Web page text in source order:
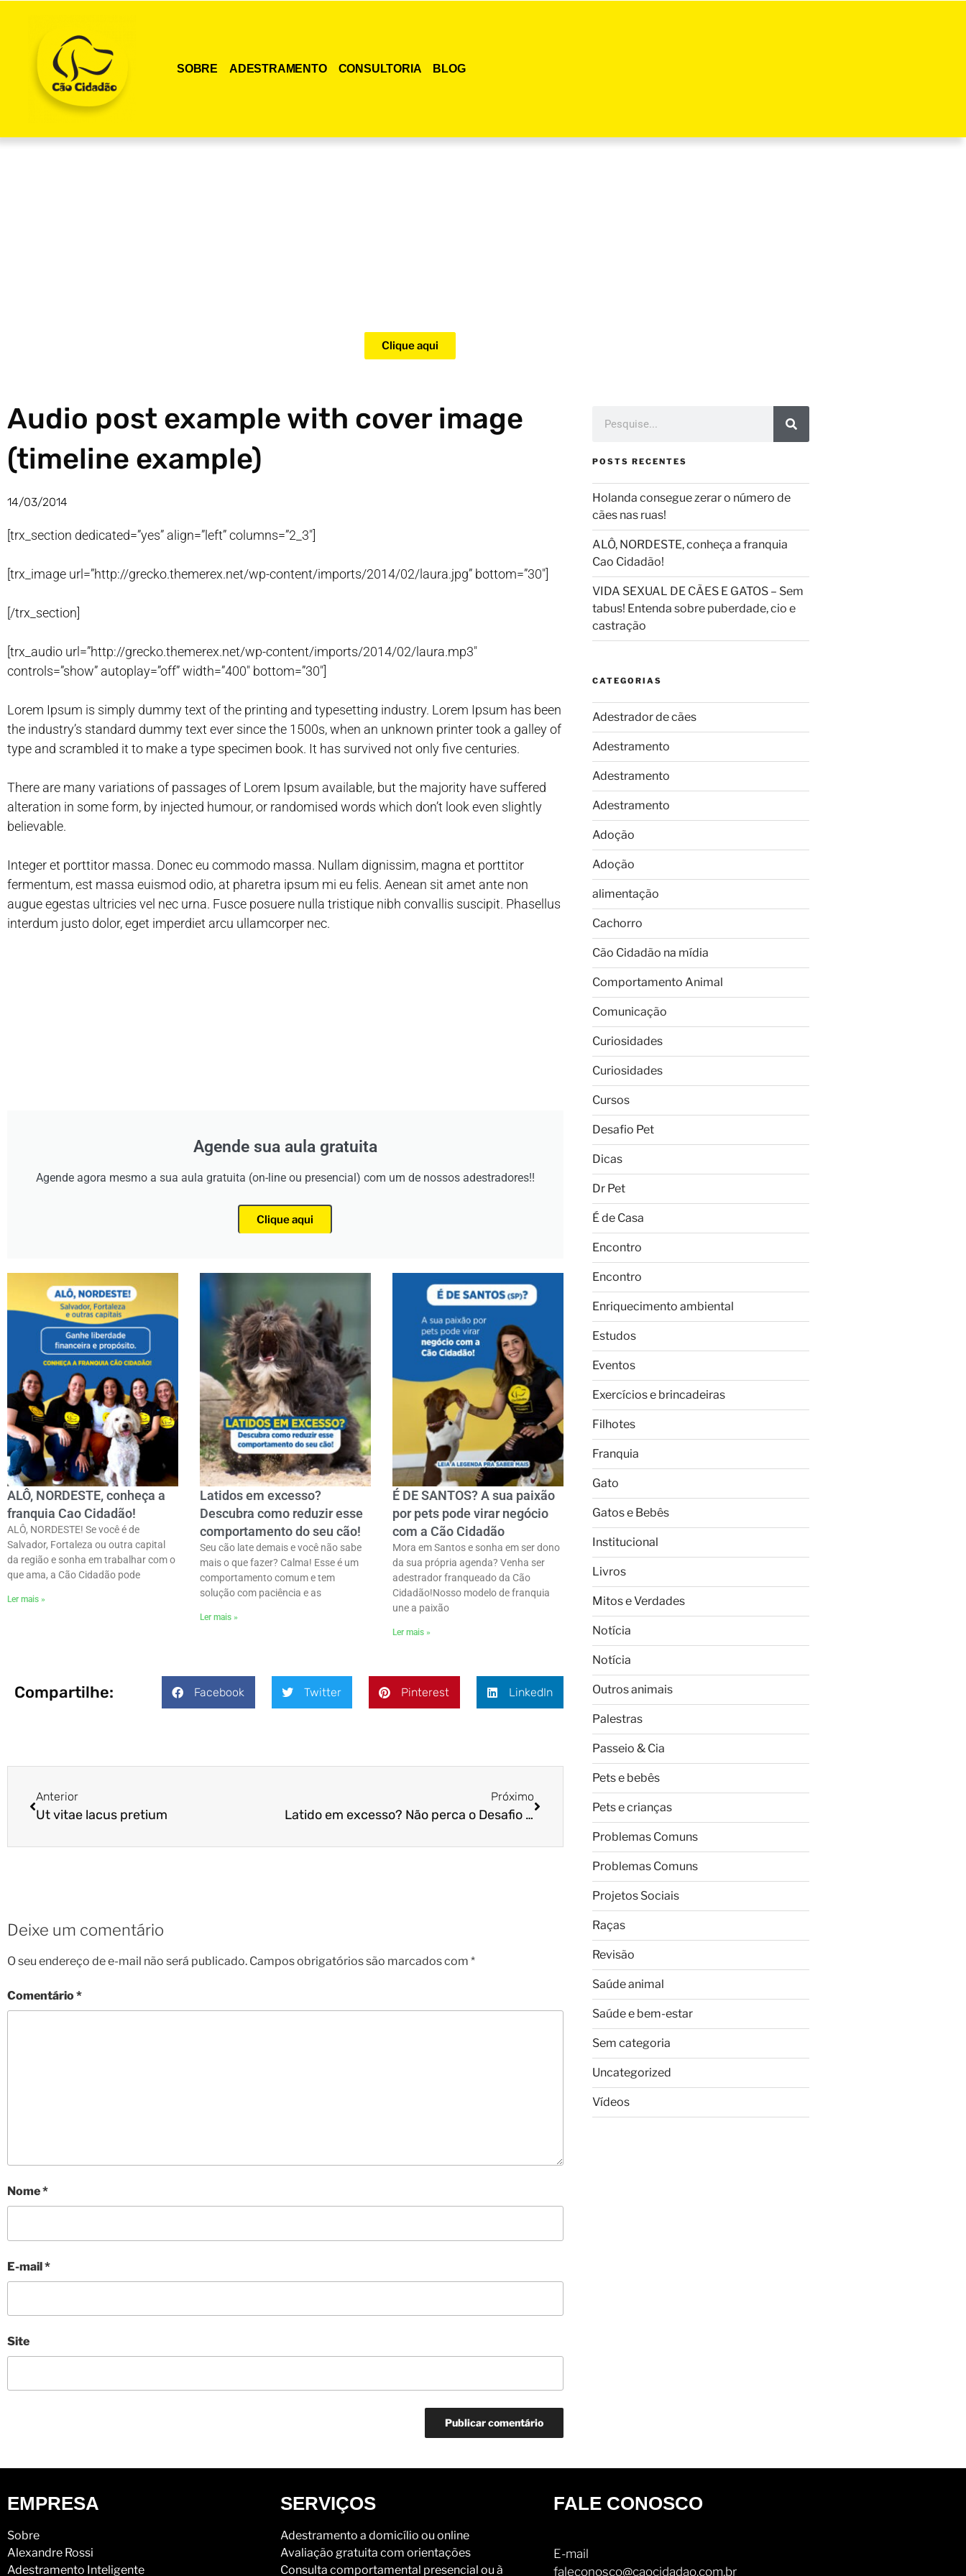
SOBRE ADESTRAMENTO CONSULTORIA BLOG
Clique aqui
Audio post example with cover image
(timeline example)
14/03/2014
[trx_section dedicated=”yes” align=”left” columns=”2_3″]
[trx_image url=”http://grecko.themerex.net/wp-content/imports/2014/02/laura.jpg” bottom=”30″]
[/trx_section]
[trx_audio url=”http://grecko.themerex.net/wp-content/imports/2014/02/laura.mp3″
controls=”show” autoplay=”off” width=”400″ bottom=”30″]
Lorem Ipsum is simply dummy text of the printing and typesetting industry. Lorem Ipsum has been
the industry’s standard dummy text ever since the 1500s, when an unknown printer took a galley of
type and scrambled it to make a type specimen book. It has survived not only five centuries.
There are many variations of passages of Lorem Ipsum available, but the majority have suffered
alteration in some form, by injected humour, or randomised words which don’t look even slightly
believable.
Integer et porttitor massa. Donec eu commodo massa. Nullam dignissim, magna et porttitor
fermentum, est massa euismod odio, at pharetra ipsum mi eu felis. Aenean sit amet ante non
augue egestas ultricies vel nec urna. Fusce posuere nulla tristique nibh convallis suscipit. Phasellus
interdum justo dolor, eget imperdiet arcu ullamcorper nec.
Agende sua aula gratuita
Agende agora mesmo a sua aula gratuita (on-line ou presencial) com um de nossos adestradores!!
Clique aqui
ALÔ, NORDESTE, conheça a
franquia Cao Cidadão!
ALÔ, NORDESTE! Se você é de
Salvador, Fortaleza ou outra capital
da região e sonha em trabalhar com o
que ama, a Cão Cidadão pode
Ler mais »
Latidos em excesso?
Descubra como reduzir esse
comportamento do seu cão!
Seu cão late demais e você não sabe
mais o que fazer? Calma! Esse é um
comportamento comum e tem
solução com paciência e as
Ler mais »
É DE SANTOS? A sua paixão
por pets pode virar negócio
com a Cão Cidadão
Mora em Santos e sonha em ser dono
da sua própria agenda? Venha ser
adestrador franqueado da Cão
Cidadão!ㅤNosso modelo de franquia
une a paixão
Ler mais »
Compartilhe: Facebook Twitter Pinterest LinkedIn
Anterior
Ut vitae lacus pretium
Próximo
Latido em excesso? Não perca o Desafio Pet!
Deixe um comentário
O seu endereço de e-mail não será publicado. Campos obrigatórios são marcados com *
Comentário*
Nome*
E-mail*
Site
POSTS RECENTES
Holanda consegue zerar o número de
cães nas ruas!
ALÔ, NORDESTE, conheça a franquia
Cao Cidadão!
VIDA SEXUAL DE CÃES E GATOS – Sem
tabus! Entenda sobre puberdade, cio e
castração
CATEGORIAS
Adestrador de cães
Adestramento
Adestramento
Adestramento
Adoção
Adoção
alimentação
Cachorro
Cão Cidadão na mídia
Comportamento Animal
Comunicação
Curiosidades
Curiosidades
Cursos
Desafio Pet
Dicas
Dr Pet
É de Casa
Encontro
Encontro
Enriquecimento ambiental
Estudos
Eventos
Exercícios e brincadeiras
Filhotes
Franquia
Gato
Gatos e Bebês
Institucional
Livros
Mitos e Verdades
Notícia
Notícia
Outros animais
Palestras
Passeio & Cia
Pets e bebês
Pets e crianças
Problemas Comuns
Problemas Comuns
Projetos Sociais
Raças
Revisão
Saúde animal
Saúde e bem-estar
Sem categoria
Uncategorized
Vídeos
EMPRESA
Sobre
Alexandre Rossi
Adestramento Inteligente
SERVIÇOS
Adestramento a domicílio ou online
Avaliação gratuita com orientações
Consulta comportamental presencial ou à
FALE CONOSCO
E-mail
faleconosco@caocidadao.com.br